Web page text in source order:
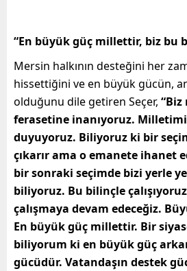
“En büyük güç millettir, biz bu
Mersin halkının desteğini her
hissettiğini ve en büyük gücün,
olduğunu dile getiren Seçer,
ferasetine inanıyoruz.
duyuyoruz. Biliyoruz ki bir
çıkarır ama o emanete ihanet
bir sonraki seçimde bizi yerle
biliyoruz. Bu bilinçle
çalışmaya devam edeceğiz.
En büyük güç millettir. Bir
biliyorum ki en büyük güç
gücüdür. Vatandaşın destek